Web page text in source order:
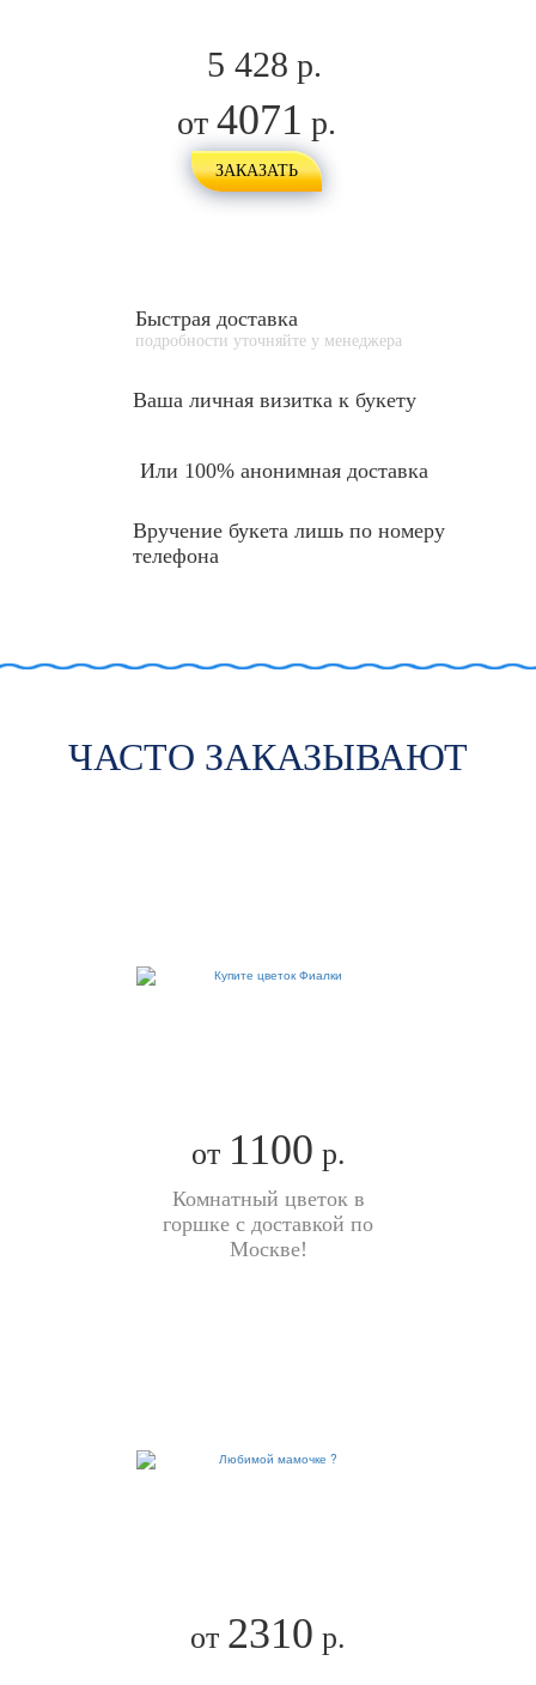
5 428 р.
от 4071 р.
ЗАКАЗАТЬ
Быстрая доставка
подробности уточняйте у менеджера
Ваша личная визитка к букету
Или 100% анонимная доставка
Вручение букета лишь по номеру
телефона
ЧАСТО ЗАКАЗЫВАЮТ
от 1100 р.
Комнатный цветок в
горшке с доставкой по
Москве!
от 2310 р.